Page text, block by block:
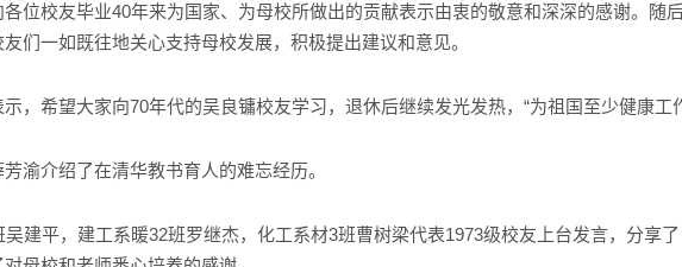
各位校友毕业40年来为国家、为母校所做出的贡献表示由衷的敬意和深深的感谢。随
们一如既往地关心支持母校发展，积极提出建议和意见。
，希望大家向70年代的吴良镛校友学习，退休后继续发光发热，“为祖国至少健康工
渝介绍了在清华教书育人的难忘经历。
吴建平，建工系暖32班罗继杰，化工系材3班曹树梁代表1973级校友上台发言，分享